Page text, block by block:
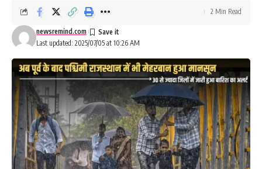
Last updated: 2025/07/05 at 10:26 AM
newsremind.com
2 Min Read